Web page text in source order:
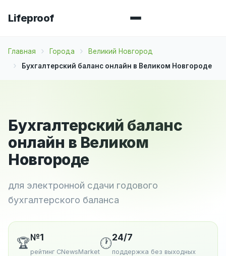
Lifeproof
Главная Города
Великий Новгород
Бухгалтерский баланс онлайн в Великом Новгороде
Бухгалтерский баланс
онлайн в Великом
Новгороде
для электронной сдачи годового
бухгалтерского баланса
🏆№1
рейтинг CNewsMarket
🕐24/7
поддержка без выходных